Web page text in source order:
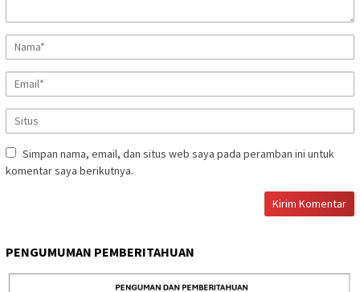
Simpan nama, email, dan situs web saya pada peramban ini untuk
komentar saya berikutnya.
PENGUMUMAN PEMBERITAHUAN